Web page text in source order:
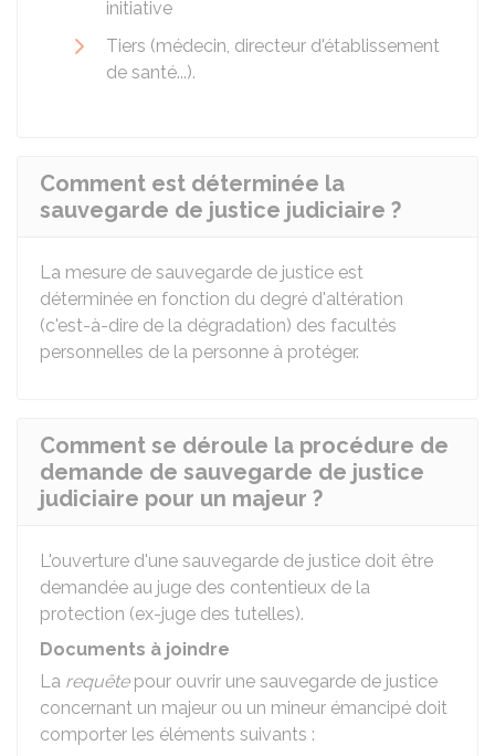
initiative
Tiers (médecin, directeur d'établissement
de santé...).
Comment est déterminée la
sauvegarde de justice judiciaire ?
La mesure de sauvegarde de justice est
déterminée en fonction du degré d'altération
(c'est-à-dire de la dégradation) des facultés
personnelles de la personne à protéger.
Comment se déroule la procédure de
demande de sauvegarde de justice
judiciaire pour un majeur ?
L'ouverture d'une sauvegarde de justice doit être
demandée au juge des contentieux de la
protection (ex-juge des tutelles).
Documents à joindre
La requêtepour ouvrir une sauvegarde de justice
concernant un majeur ou un mineur émancipé doit
comporter les éléments suivants :